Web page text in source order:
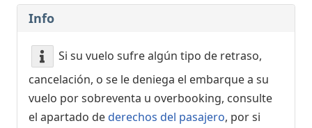
Info
Si su vuelo sufre algún tipo de retraso,
cancelación, o se le deniega el embarque a su
vuelo por sobreventa u overbooking, consulte
el apartado dederechos del pasajero, por si